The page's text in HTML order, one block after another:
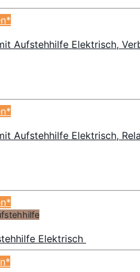
Aufstehhilfe Elektrisch,
Aufstehhilfe Elektrisch,
Elektrisch